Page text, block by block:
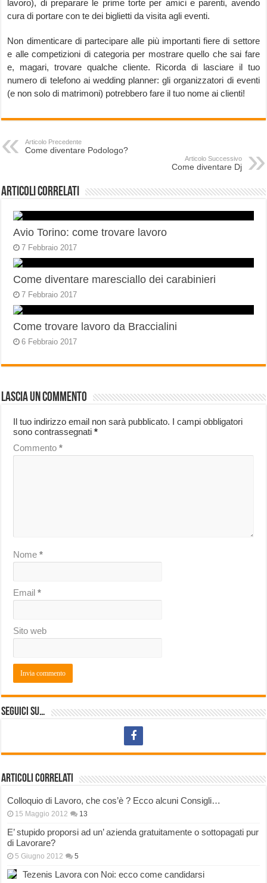
lavoro), di preparare le prime torte per amici e parenti, avendo
cura di portare con te dei biglietti da visita agli eventi.
Non dimenticare di partecipare alle più importanti fiere di settore
e alle competizioni di categoria per mostrare quello che sai fare
e, magari, trovare qualche cliente. Ricorda di lasciare il tuo
numero di telefono ai wedding planner: gli organizzatori di eventi
(e non solo di matrimoni) potrebbero fare il tuo nome ai clienti!
Articolo Precedente
Come diventare Podologo?
Articolo Successivo
Come diventare Dj
Articoli correlati
Avio Torino: come trovare lavoro
7 Febbraio 2017
Come diventare maresciallo dei carabinieri
7 Febbraio 2017
Come trovare lavoro da Braccialini
6 Febbraio 2017
Lascia un commento
Il tuo indirizzo email non sarà pubblicato. I campi obbligatori
sono contrassegnati*
Commento*
Nome*
Email*
Sito web
Seguici su…
Articoli correlati
Colloquio di Lavoro, che cos’è ? Ecco alcuni Consigli…
15 Maggio 2012 13
E’ stupido proporsi ad un’ azienda gratuitamente o sottopagati pur
di Lavorare?
5 Giugno 2012 5
Tezenis Lavora con Noi: ecco come candidarsi